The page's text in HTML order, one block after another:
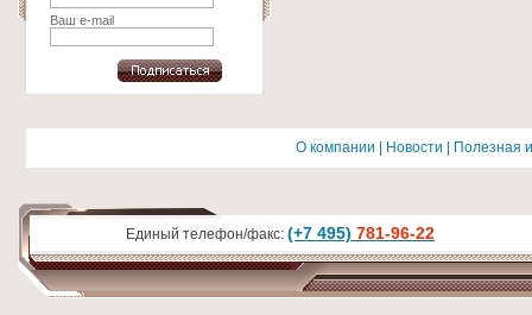
Ваш e-mail
О компании Новости Полезная
Единый телефон/факс: (+7 495) 781-96-22